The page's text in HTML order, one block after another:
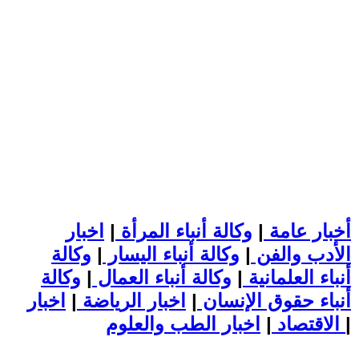
أخبار عامة | وكالة أنباء المرأة | اخبار
الأدب والفن | وكالة أنباء اليسار | وكالة
أنباء العلمانية | وكالة أنباء العمال | وكالة
أنباء حقوق الإنسان | اخبار الرياضة | اخبار
الاقتصاد | |